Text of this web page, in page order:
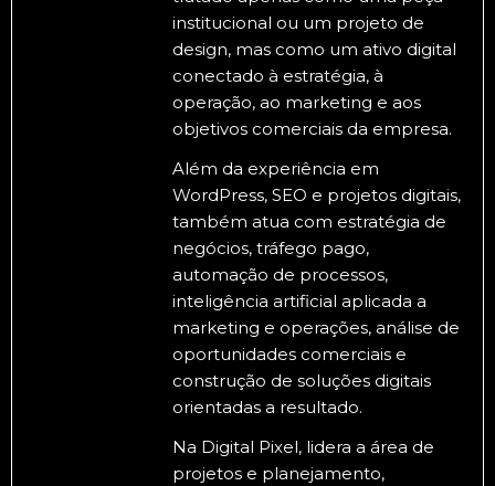
institucional ou um projeto de
design, mas como um ativo digital
conectado à estratégia, à
operação, ao marketing e aos
objetivos comerciais da empresa.
Além da experiência em
WordPress, SEO e projetos digitais,
também atua com estratégia de
negócios, tráfego pago,
automação de processos,
inteligência artificial aplicada a
marketing e operações, análise de
oportunidades comerciais e
construção de soluções digitais
orientadas a resultado.
Na Digital Pixel, lidera a área de
projetos e planejamento,